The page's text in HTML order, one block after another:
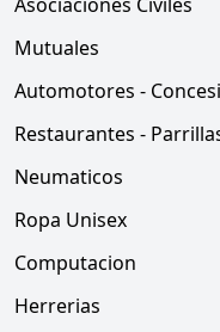
Mutuales
Automotores -
Restaurantes -
Neumaticos
Ropa Unisex
Computacion
Herrerias